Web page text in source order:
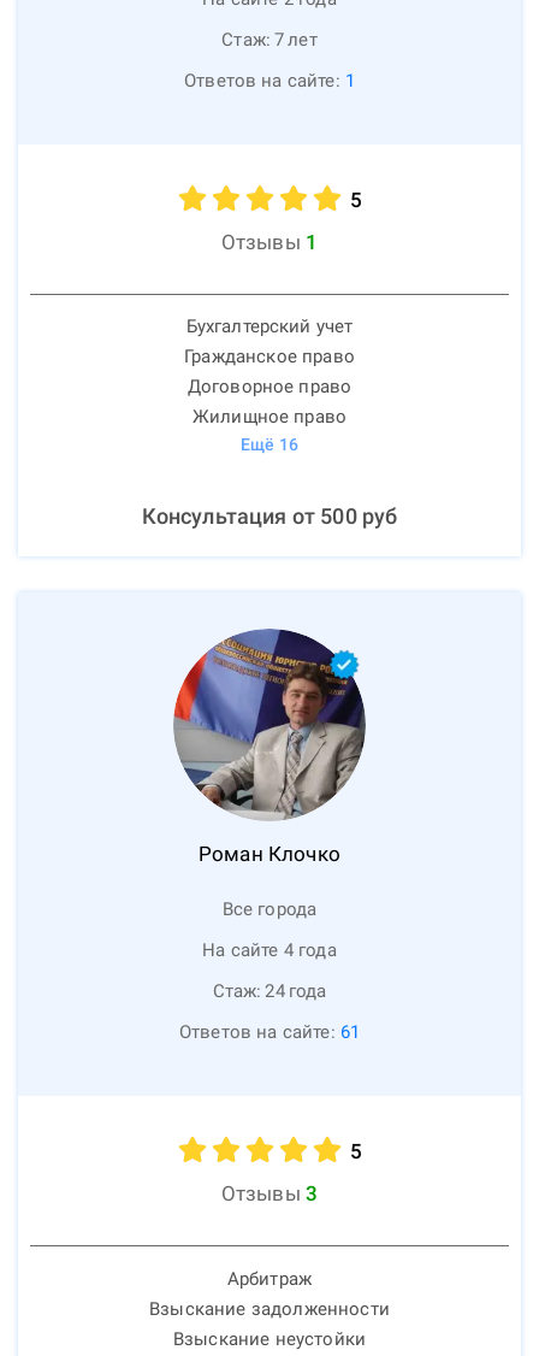
Стаж: 7лет
Ответов на сайте: 1
5
Отзывы 1
Бухгалтерский учет
Гражданское право
Договорное право
Жилищное право
Ещё 16
Консультация от 500руб
Роман Клочко
Все города
На сайте 4 года
Стаж: 24 года
Ответов на сайте: 61
5
Отзывы 3
Арбитраж
Взыскание задолженности
Взыскание неустойки